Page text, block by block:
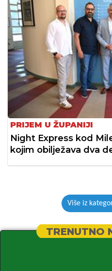
PRIJEM U ŽUPANIJI
Night Express kod
kojim obilježava dva
Više iz
TRENUTNO